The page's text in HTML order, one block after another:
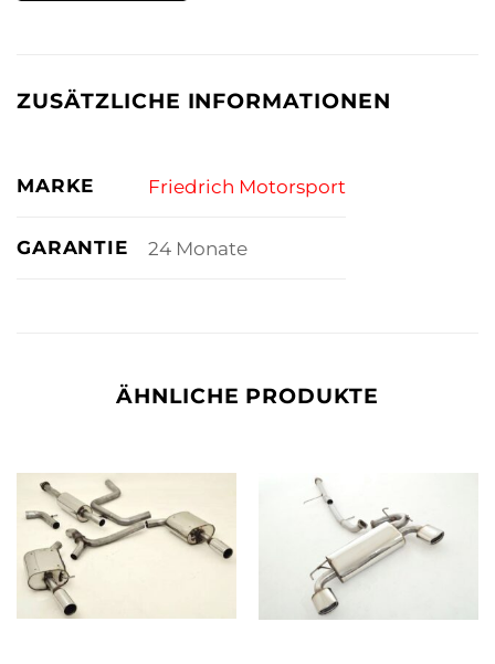
ZUSÄTZLICHE INFORMATIONEN
MARKE Friedrich Motorsport
GARANTIE 24 Monate
ÄHNLICHE PRODUKTE